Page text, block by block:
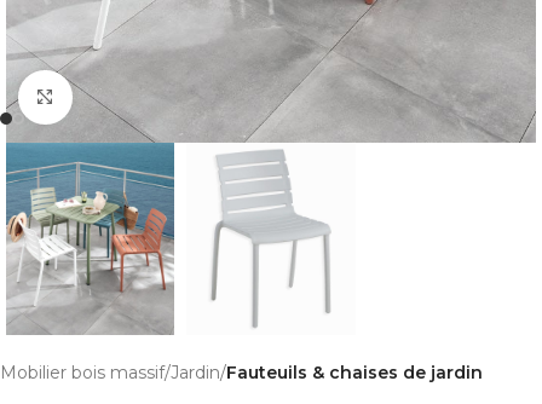
Cliquer pour agrandir
Mobilier bois massif Jardin Fauteuils & chaises de jardin